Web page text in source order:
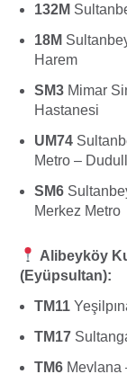
132M
18M
Harem
SM3 Mimar
Hastanesi
UM74
Metro –
SM6
Merkez Metro
Alibeyköy
(Eyüpsultan):
TM11
TM17
TM6 Mevlana